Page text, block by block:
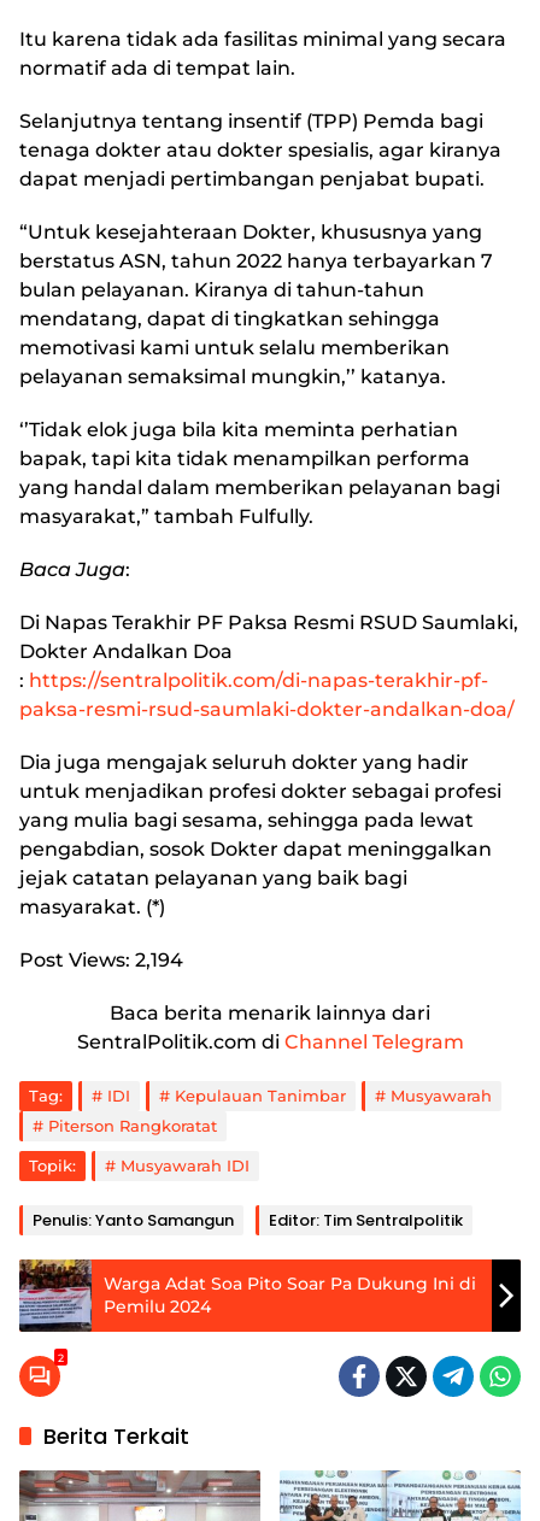
Itu karena tidak ada fasilitas minimal yang secara
normatif ada di tempat lain.
Selanjutnya tentang insentif (TPP) Pemda bagi
tenaga dokter atau dokter spesialis, agar kiranya
dapat menjadi pertimbangan penjabat bupati.
“Untuk kesejahteraan Dokter, khususnya yang
berstatus ASN, tahun 2022 hanya terbayarkan 7
bulan pelayanan. Kiranya di tahun-tahun
mendatang, dapat di tingkatkan sehingga
memotivasi kami untuk selalu memberikan
pelayanan semaksimal mungkin,’’ katanya.
‘’Tidak elok juga bila kita meminta perhatian
bapak, tapi kita tidak menampilkan performa
yang handal dalam memberikan pelayanan bagi
masyarakat,” tambah Fulfully.
Baca Juga:
Di Napas Terakhir PF Paksa Resmi RSUD Saumlaki,
Dokter Andalkan Doa
: https://sentralpolitik.com/di-napas-terakhir-pf-
paksa-resmi-rsud-saumlaki-dokter-andalkan-doa/
Dia juga mengajak seluruh dokter yang hadir
untuk menjadikan profesi dokter sebagai profesi
yang mulia bagi sesama, sehingga pada lewat
pengabdian, sosok Dokter dapat meninggalkan
jejak catatan pelayanan yang baik bagi
masyarakat. (*)
Post Views: 2,194
Baca berita menarik lainnya dari
SentralPolitik.com di Channel Telegram
Tag: IDI Kepulauan Tanimbar
Musyawarah
Piterson Rangkoratat
Topik: Musyawarah IDI
Penulis: Yanto Samangun Editor: Tim Sentralpolitik
Warga Adat Soa Pito Soar Pa Dukung Ini di
Pemilu 2024
2
Berita Terkait